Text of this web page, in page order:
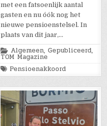
met een fatsoenlijk aantal
gasten en nu óók nog het
nieuwe pensioenstelsel. In
plaats van dit jaar,…
Posted
in
Algemeen,Gepubliceerd,
TOM Magazine
Tagged
Pensioenakkoord